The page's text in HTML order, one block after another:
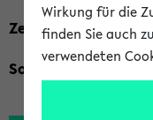
Zeiten
Sonstiges
Wirkung für die
finden Sie auch
verwendeten